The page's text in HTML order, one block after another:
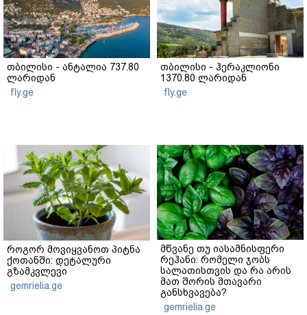
თბილისი - ანტალია 737.80
ლარიდან
fly.ge
თბილისი - ჰერაკლიონი
1370.80 ლარიდან
fly.ge
როგორ მოვიყვანოთ პიტნა
ქოთანში: დეტალური
გზამკვლევი
gemrielia.ge
მწვანე თუ იასამნისფერი
რეჰანი: რომელი ჯობს
სალათისთვის და რა არის
მათ შორის მთავარი
განსხვავება?
gemrielia.ge